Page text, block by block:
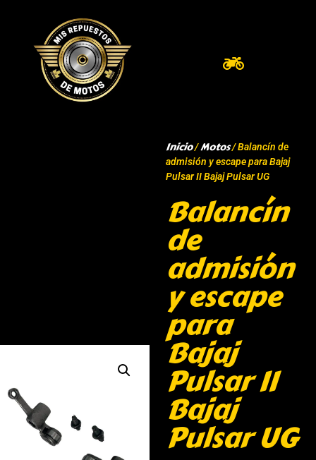
Inicio/Motos/ Balancín de
admisión y escape para Bajaj
Pulsar II Bajaj Pulsar UG
Balancín
de
admisión
y escape
para
Bajaj
Pulsar II
Bajaj
Pulsar UG